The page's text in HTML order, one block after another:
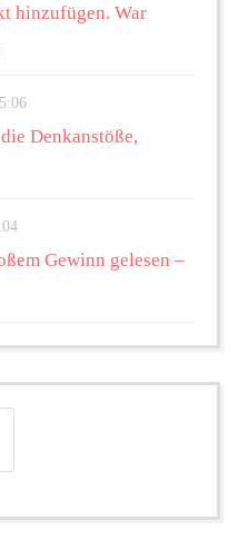
hinzufügen. War
Denkanstöße,
Gewinn gelesen –